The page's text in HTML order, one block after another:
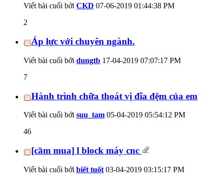
Viết bài cuối bởi CKD 07-06-2019 01:44:38 PM
2
Áp lực với chuyên ngành.
Viết bài cuối bởi dungtb 17-04-2019 07:07:17 PM
7
Hành trình chữa thoát vị đĩa đệm của em
Viết bài cuối bởi suu_tam 05-04-2019 05:54:12 PM
46
[cầm mua] l block máy cnc
Viết bài cuối bởi biết tuốt 03-04-2019 03:15:17 PM